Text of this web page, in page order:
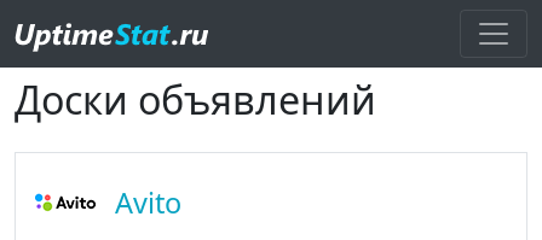
Доски объявлений
Avito